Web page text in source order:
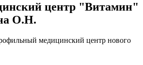
центр "Витамин"
О.Н.
медицинский центр нового